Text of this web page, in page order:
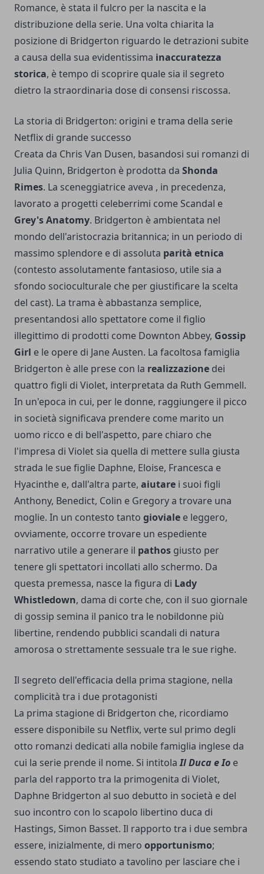
Romance, è stata il fulcro per la nascita e la
distribuzione della serie. Una volta chiarita la
posizione di Bridgerton riguardo le detrazioni subite
a causa della sua evidentissima inaccuratezza
storica, è tempo di scoprire quale sia il segreto
dietro la straordinaria dose di consensi riscossa.
La storia di Bridgerton: origini e trama della serie
Netflix di grande successo
Creata da Chris Van Dusen, basandosi sui romanzi di
Julia Quinn, Bridgerton è prodotta da Shonda
Rimes. La sceneggiatrice aveva , in precedenza,
lavorato a progetti celeberrimi come Scandal e
Grey's Anatomy. Bridgerton è ambientata nel
mondo dell'aristocrazia britannica; in un periodo di
massimo splendore e di assoluta parità etnica
(contesto assolutamente fantasioso, utile sia a
sfondo socioculturale che per giustificare la scelta
del cast). La trama è abbastanza semplice,
presentandosi allo spettatore come il figlio
illegittimo di prodotti come Downton Abbey, Gossip
Girl e le opere di Jane Austen. La facoltosa famiglia
Bridgerton è alle prese con la realizzazione dei
quattro figli di Violet, interpretata da Ruth Gemmell.
In un'epoca in cui, per le donne, raggiungere il picco
in società significava prendere come marito un
uomo ricco e di bell'aspetto, pare chiaro che
l'impresa di Violet sia quella di mettere sulla giusta
strada le sue figlie Daphne, Eloise, Francesca e
Hyacinthe e, dall'altra parte, aiutare i suoi figli
Anthony, Benedict, Colin e Gregory a trovare una
moglie. In un contesto tanto gioviale e leggero,
ovviamente, occorre trovare un espediente
narrativo utile a generare il pathos giusto per
tenere gli spettatori incollati allo schermo. Da
questa premessa, nasce la figura di Lady
Whistledown, dama di corte che, con il suo giornale
di gossip semina il panico tra le nobildonne più
libertine, rendendo pubblici scandali di natura
amorosa o strettamente sessuale tra le sue righe.
Il segreto dell'efficacia della prima stagione, nella
complicità tra i due protagonisti
La prima stagione di Bridgerton che, ricordiamo
essere disponibile su Netflix, verte sul primo degli
otto romanzi dedicati alla nobile famiglia inglese da
cui la serie prende il nome. Si intitolaIl Duca e Io e
parla del rapporto tra la primogenita di Violet,
Daphne Bridgerton al suo debutto in società e del
suo incontro con lo scapolo libertino duca di
Hastings, Simon Basset. Il rapporto tra i due sembra
essere, inizialmente, di mero opportunismo;
essendo stato studiato a tavolino per lasciare che i